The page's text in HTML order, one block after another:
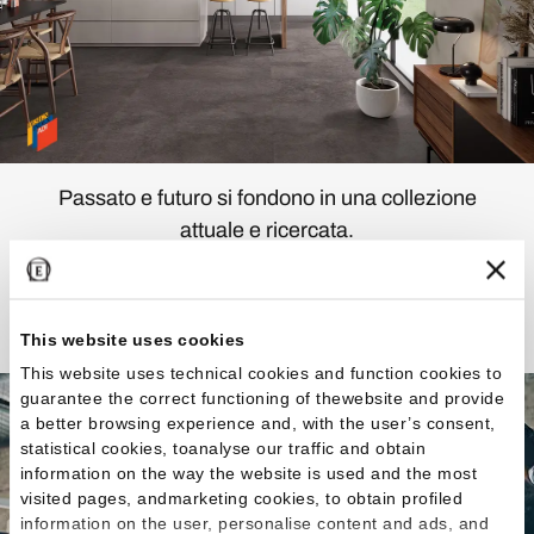
This website uses cookies
This website uses technical cookies and function cookies to
guarantee the correct functioning of thewebsite and provide
a better browsing experience and, with the user’s consent,
statistical cookies, toanalyse our traffic and obtain
information on the way the website is used and the most
visited pages, andmarketing cookies, to obtain profiled
information on the user, personalise content and ads, and
Passato e futuro si fondono in una collezione
attuale e ricercata.